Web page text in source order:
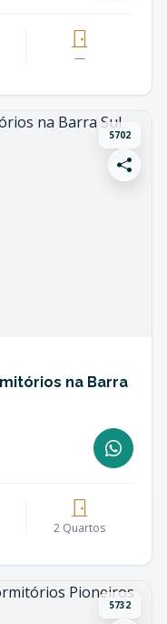
—
5702
na Barra
2 Quartos
5732